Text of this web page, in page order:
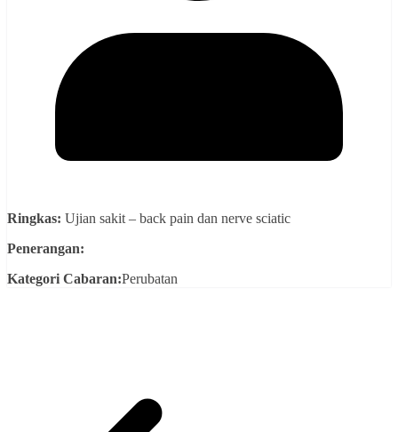
Ringkas: Ujian sakit – back pain dan nerve sciatic
Penerangan:
Kategori Cabaran:Perubatan